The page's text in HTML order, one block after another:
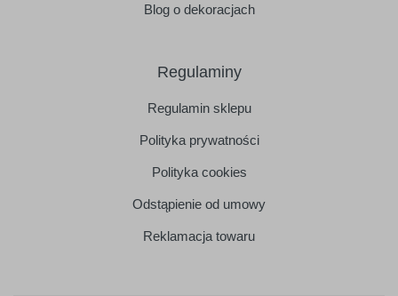
Blog o dekoracjach
Regulaminy
Regulamin sklepu
Polityka prywatności
Polityka cookies
Odstąpienie od umowy
Reklamacja towaru